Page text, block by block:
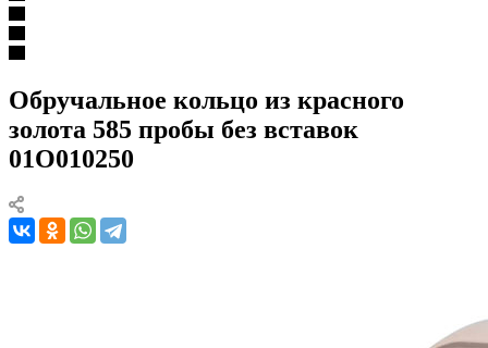
Обручальное кольцо из красного
золота 585 пробы без вставок
01О010250